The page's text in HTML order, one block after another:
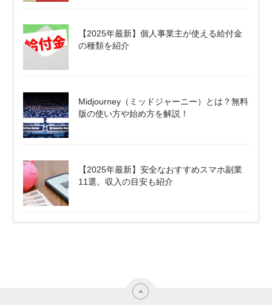
【2025年最新】個人事業主が使える給付金
の種類を紹介
Midjourney（ミッドジャーニー）とは？無料
版の使い方や始め方を解説！
【2025年最新】安全なおすすめスマホ副業
11選。収入の目安も紹介